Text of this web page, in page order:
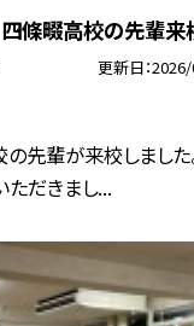
條畷高校の先輩来
更新日
の先輩が来校しまし
だきまし...